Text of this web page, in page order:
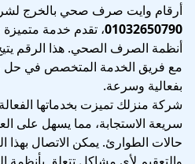
أرقام وايت صرف صحي بالخرج
01032650790، تقدم خدمة
أنظمة الصرف الصحي. هذا الرقم
مع فريق الخدمة المتخصص في
بفعالية وسرعة.
شركة منزلك تميزت بخدماتها
سريعة الاستجابة، مما يسهل على
حالات الطوارئ. يمكن الاتصال